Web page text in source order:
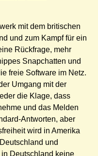
mit dem britischen
und zum Kampf für ein
Rückfrage, mehr
Snapchatten und
freie Software im Netz.
Umgang mit der
die Klage, dass
und das Melden
Antworten, aber
wird in Amerika
und
Deutschland keine